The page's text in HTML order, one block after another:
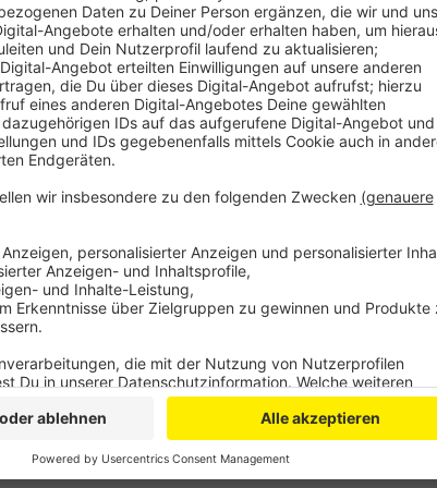
Leistungsberechtigte könnten so höhere Darlehen bei
bekommen. Außerdem sollten mehr Heizkosten vom
beiden Fällen auch bei Hartz IV-Empfängern. Außerdem
sein Angebot, fordern die Grünen. Um die Schulden bei
längere Ratenzahlungsvereinbarungen her. Über die
Anzeige